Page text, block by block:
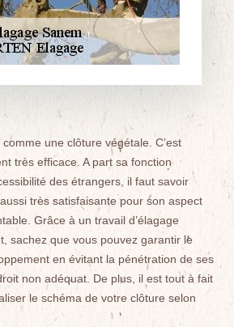
une clôture végétale. C’est
très efficace. A part sa fonction
des étrangers, il faut savoir
très satisfaisante pour son aspect
Grâce à un travail d’élagage
sachez que vous pouvez garantir le
en évitant la pénétration de ses
non adéquat. De plus, il est tout à fait
le schéma de votre clôture selon